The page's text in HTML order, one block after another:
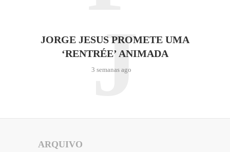
JORGE JESUS PROMETE UMA
‘RENTRÉE’ ANIMADA
3 semanas ago
J
ARQUIVO